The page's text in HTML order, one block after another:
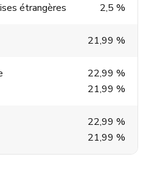
étrangères 2,5 %
21,99 %
22,99 %
21,99 %
22,99 %
21,99 %